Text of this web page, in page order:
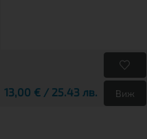
13,00 € / 25.43 лв. Виж